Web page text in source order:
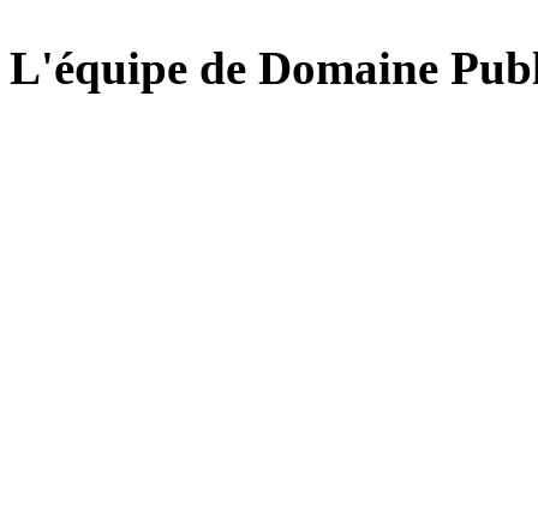
L'équipe de Domaine